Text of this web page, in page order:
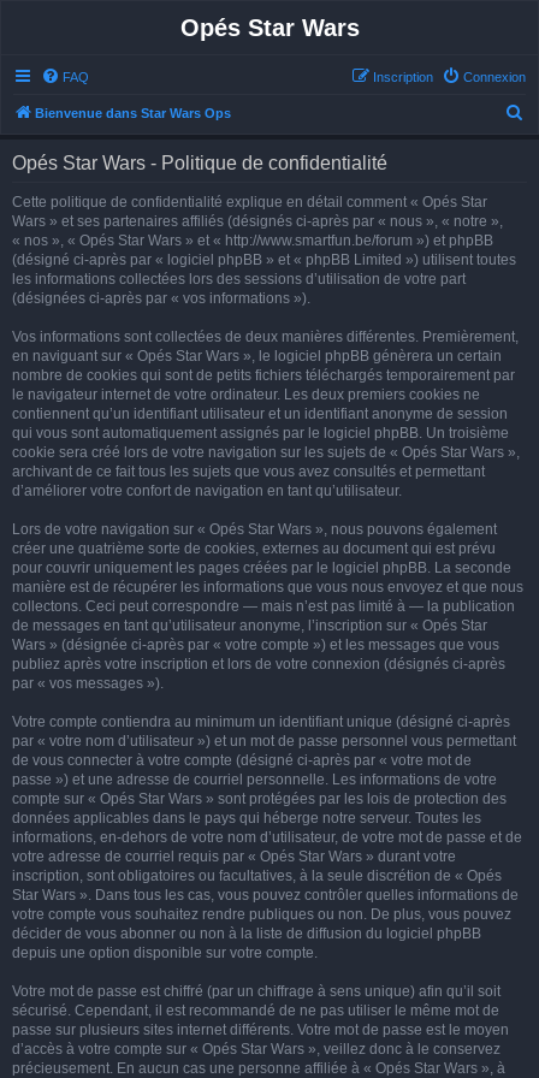
Opés Star Wars
FAQ Connexion
Inscription
Bienvenue dans Star Wars Ops
Opés Star Wars - Politique de confidentialité
Cette politique de confidentialité explique en détail comment « Opés Star
Wars » et ses partenaires affiliés (désignés ci-après par « nous », « notre »,
« nos », « Opés Star Wars » et « http://www.smartfun.be/forum ») et phpBB
(désigné ci-après par « logiciel phpBB » et « phpBB Limited ») utilisent toutes
les informations collectées lors des sessions d’utilisation de votre part
(désignées ci-après par « vos informations »).
Vos informations sont collectées de deux manières différentes. Premièrement,
en naviguant sur « Opés Star Wars », le logiciel phpBB génèrera un certain
nombre de cookies qui sont de petits fichiers téléchargés temporairement par
le navigateur internet de votre ordinateur. Les deux premiers cookies ne
contiennent qu’un identifiant utilisateur et un identifiant anonyme de session
qui vous sont automatiquement assignés par le logiciel phpBB. Un troisième
cookie sera créé lors de votre navigation sur les sujets de « Opés Star Wars »,
archivant de ce fait tous les sujets que vous avez consultés et permettant
d’améliorer votre confort de navigation en tant qu’utilisateur.
Lors de votre navigation sur « Opés Star Wars », nous pouvons également
créer une quatrième sorte de cookies, externes au document qui est prévu
pour couvrir uniquement les pages créées par le logiciel phpBB. La seconde
manière est de récupérer les informations que vous nous envoyez et que nous
collectons. Ceci peut correspondre — mais n’est pas limité à — la publication
de messages en tant qu’utilisateur anonyme, l’inscription sur « Opés Star
Wars » (désignée ci-après par « votre compte ») et les messages que vous
publiez après votre inscription et lors de votre connexion (désignés ci-après
par « vos messages »).
Votre compte contiendra au minimum un identifiant unique (désigné ci-après
par « votre nom d’utilisateur ») et un mot de passe personnel vous permettant
de vous connecter à votre compte (désigné ci-après par « votre mot de
passe ») et une adresse de courriel personnelle. Les informations de votre
compte sur « Opés Star Wars » sont protégées par les lois de protection des
données applicables dans le pays qui héberge notre serveur. Toutes les
informations, en-dehors de votre nom d’utilisateur, de votre mot de passe et de
votre adresse de courriel requis par « Opés Star Wars » durant votre
inscription, sont obligatoires ou facultatives, à la seule discrétion de « Opés
Star Wars ». Dans tous les cas, vous pouvez contrôler quelles informations de
votre compte vous souhaitez rendre publiques ou non. De plus, vous pouvez
décider de vous abonner ou non à la liste de diffusion du logiciel phpBB
depuis une option disponible sur votre compte.
Votre mot de passe est chiffré (par un chiffrage à sens unique) afin qu’il soit
sécurisé. Cependant, il est recommandé de ne pas utiliser le même mot de
passe sur plusieurs sites internet différents. Votre mot de passe est le moyen
d’accès à votre compte sur « Opés Star Wars », veillez donc à le conservez
précieusement. En aucun cas une personne affiliée à « Opés Star Wars », à